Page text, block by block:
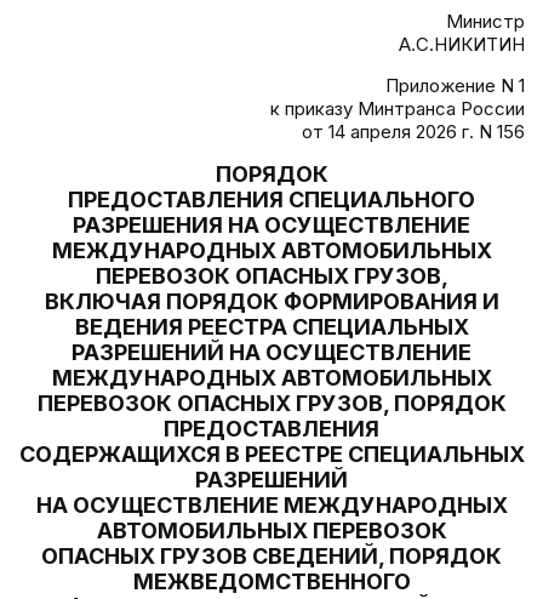
Министр
А.С.НИКИТИН
Приложение N 1
к приказу Минтранса России
от 14 апреля 2026 г. N 156
ПОРЯДОК
ПРЕДОСТАВЛЕНИЯ СПЕЦИАЛЬНОГО
РАЗРЕШЕНИЯ НА ОСУЩЕСТВЛЕНИЕ
МЕЖДУНАРОДНЫХ АВТОМОБИЛЬНЫХ
ПЕРЕВОЗОК ОПАСНЫХ ГРУЗОВ,
ВКЛЮЧАЯ ПОРЯДОК ФОРМИРОВАНИЯ И
ВЕДЕНИЯ РЕЕСТРА СПЕЦИАЛЬНЫХ
РАЗРЕШЕНИЙ НА ОСУЩЕСТВЛЕНИЕ
МЕЖДУНАРОДНЫХ АВТОМОБИЛЬНЫХ
ПЕРЕВОЗОК ОПАСНЫХ ГРУЗОВ, ПОРЯДОК
ПРЕДОСТАВЛЕНИЯ
СОДЕРЖАЩИХСЯ В РЕЕСТРЕ СПЕЦИАЛЬНЫХ
РАЗРЕШЕНИЙ
НА ОСУЩЕСТВЛЕНИЕ МЕЖДУНАРОДНЫХ
АВТОМОБИЛЬНЫХ ПЕРЕВОЗОК
ОПАСНЫХ ГРУЗОВ СВЕДЕНИЙ, ПОРЯДОК
МЕЖВЕДОМСТВЕННОГО